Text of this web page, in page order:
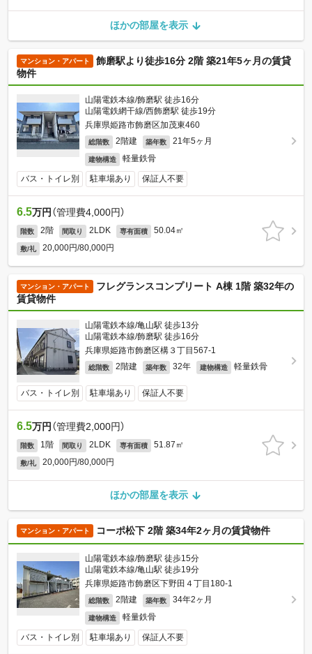
ほかの部屋を表示
マンション・アパート
飾磨駅より徒歩16分 2階 築21年5ヶ月の賃貸
物件
山陽電鉄本線/飾磨駅 徒歩16分
山陽電鉄網干線/西飾磨駅 徒歩19分
兵庫県姫路市飾磨区加茂東460
総階数 2階建 築年数 21年5ヶ月
建物構造 軽量鉄骨
バス・トイレ別 駐車場あり 保証人不要
6.5万円 （管理費4,000円）
階数 2階 間取り 2LDK 専有面積 50.04㎡
敷/礼 20,000円/80,000円
マンション・アパート
フレグランスコンプリート A棟 1階 築32年の
賃貸物件
山陽電鉄本線/亀山駅 徒歩13分
山陽電鉄本線/飾磨駅 徒歩16分
兵庫県姫路市飾磨区構３丁目567-1
総階数 2階建 築年数 32年 建物構造 軽量鉄骨
バス・トイレ別 駐車場あり 保証人不要
6.5万円 （管理費2,000円）
階数 1階 間取り 2LDK 専有面積 51.87㎡
敷/礼 20,000円/80,000円
ほかの部屋を表示
マンション・アパート コーポ松下 2階 築34年2ヶ月の賃貸物件
山陽電鉄本線/飾磨駅 徒歩15分
山陽電鉄本線/亀山駅 徒歩19分
兵庫県姫路市飾磨区下野田４丁目180-1
総階数 2階建 築年数 34年2ヶ月
建物構造 軽量鉄骨
バス・トイレ別 駐車場あり 保証人不要